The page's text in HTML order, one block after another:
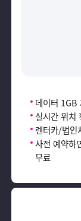
데이터 1GB
실시간 위치
렌터카/법인
사전 예약하
무료